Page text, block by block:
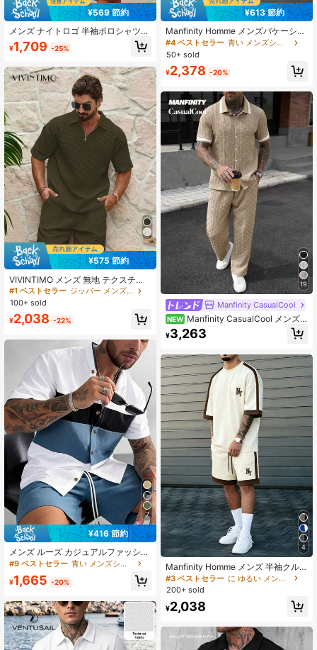
¥569 節約
メンズ ナイトロゴ 半袖ポロシャツ、
カジュアル通勤 ルーズフィット トッ
プスとドローストリングショーツセ
軽量 ルーズ 快適、ビーチ、海辺、ホ
ーム、アウトドア、リゾートウェア
に最適
¥1,709 -25%
¥575 節約
VIVINTIMO メンズ 無地 テクスチャ
ード 半袖ポロシャツ ショーツ 2点セ
ット、快適なアウトフィット、ホリ
デー
#1 ベストセラー
ジッパー メンズポロシャツ
100+ sold
¥2,038 -22%
7
¥416 節約
メンズ ルーズ カジュアルファッショ
ン 2点セット、半袖オープンフロン
クパッチワークスタイルシャツとド
#9 ベストセラー 青い メンズシャツコーデ
¥1,665 -20%
¥613 節約
Manfinity Homme メンズバケーショ
ンカジュアルスタイル、ファッショ
ナブルな半袖シャツとショーツのセ
ット、ハワイアンビーチバケーショ
ン、音楽フェスティバル、日常着、
彼氏や夫へのギフト。居心地の良い
アウトフィット
#4 ベストセラー
青い メンズシャツコーデ
50+ sold
¥2,378 -20%
19
Manfinity CasualCool
NEW Manfinity CasualCool メンズ
夏カジュアルシャツとロングパンツ
セット
¥3,263
4
Manfinity Homme メンズ 半袖クル
ーネックTシャツ&ショーツセット、
ルーズフィット、メンズ カラーブロ
ック クルーネック 半袖 カジュアルT
シャツとドローストリングウエスト
ショーツセット、ブラウン&アプリコ
ット カラーブロック メンズTシャツ
セット、ファッショナブルなNYレタ
ープリント、オールドマネースタイ
#3 ベストセラー
に ゆるい メンズTシャツコーデ
200+ sold
¥2,038